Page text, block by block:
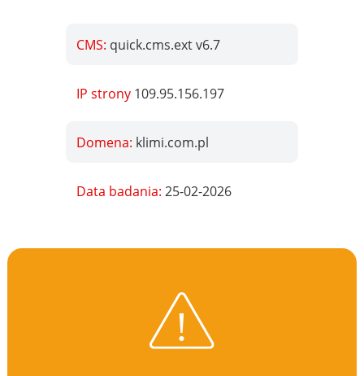
CMS: quick.cms.ext v6.7
IP strony 109.95.156.197
Domena: klimi.com.pl
Data badania:25-02-2026